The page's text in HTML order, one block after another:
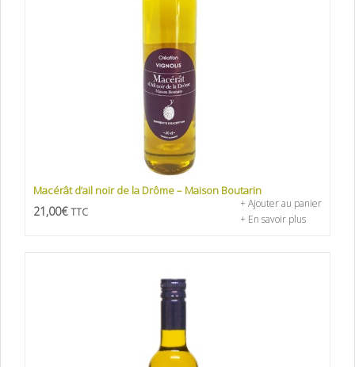
Macérât d’ail noir de la Drôme – Maison Boutarin
21,00€ TTC
+ Ajouter au panier
+ En savoir plus